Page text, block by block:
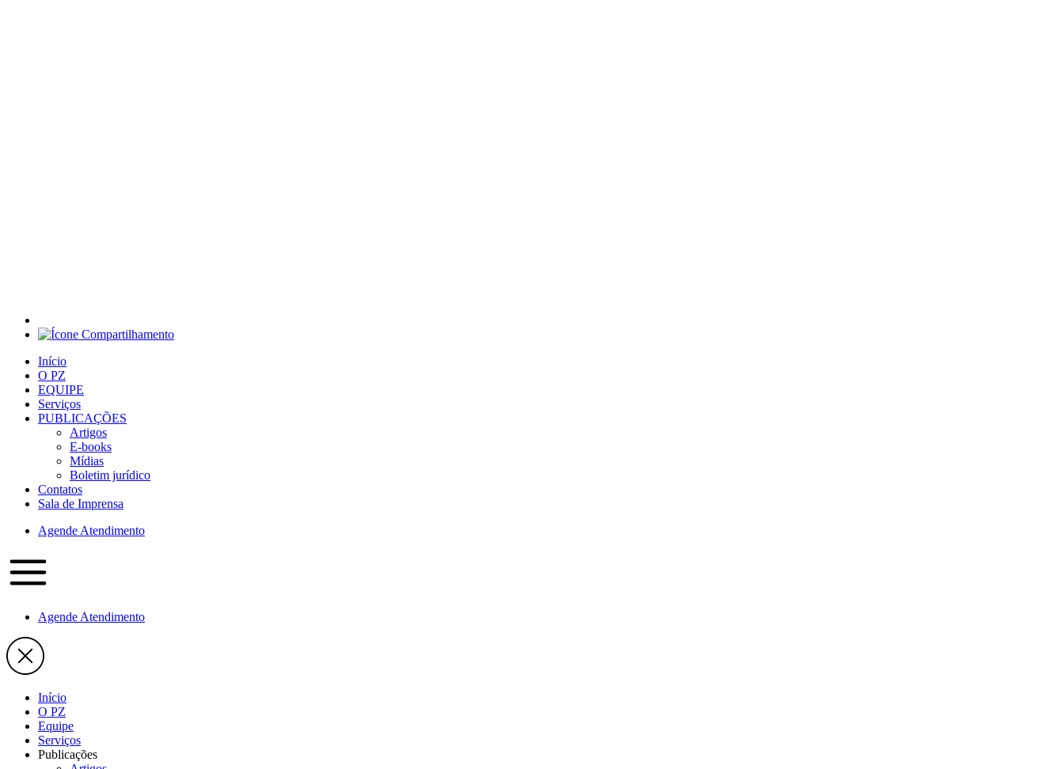
Início
O PZ
EQUIPE
Serviços
PUBLICAÇÕES
Artigos
E-books
Mídias
Boletim jurídico
Contatos
Sala de Imprensa
Agende Atendimento
Agende Atendimento
Início
O PZ
Equipe
Serviços
Publicações